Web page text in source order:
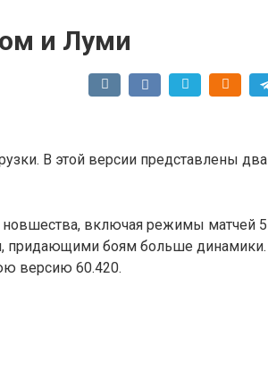
и Луми
В этой версии представлены два
новшества, включая режимы матчей 5
придающими боям больше динамики.
версию 60.420.